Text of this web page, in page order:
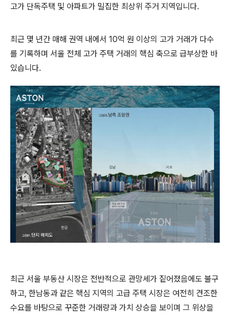
고가 단독주택 및 아파트가 밀집한 최상위 주거 지역입니다.
최근 몇 년간 매해 권역 내에서 10억 원 이상의 고가 거래가 다수
를 기록하며 서울 전체 고가 주택 거래의 핵심 축으로 급부상한 바
있습니다.
최근 서울 부동산 시장은 전반적으로 관망세가 짙어졌음에도 불구
하고, 한남동과 같은 핵심 지역의 고급 주택 시장은 여전히 견조한
수요를 바탕으로 꾸준한 거래량과 가치 상승을 보이며 그 위상을